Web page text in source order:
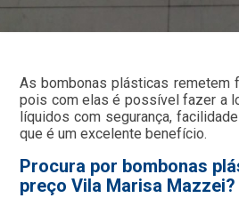
As bombonas plásticas remetem
pois com elas é possível fazer a
líquidos com segurança,
que é um excelente benefício.
Procura por bombonas
preço Vila Marisa Mazzei?